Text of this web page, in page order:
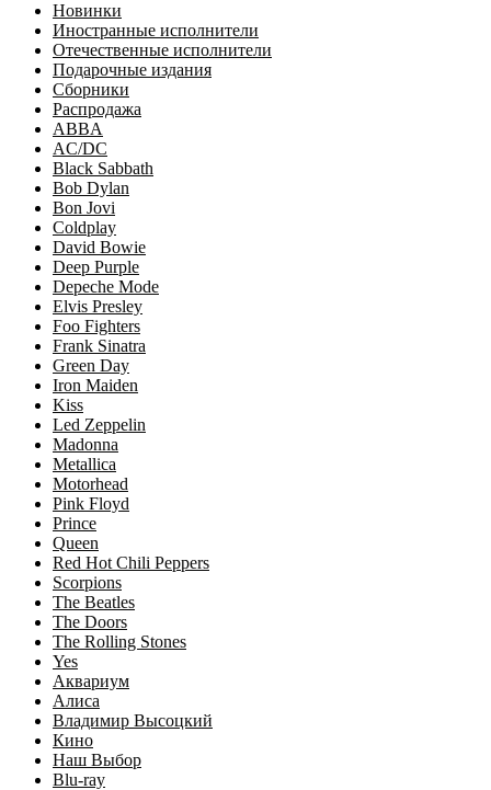
Новинки
Иностранные исполнители
Отечественные исполнители
Подарочные издания
Сборники
Распродажа
ABBA
AC/DC
Black Sabbath
Bob Dylan
Bon Jovi
Coldplay
David Bowie
Deep Purple
Depeche Mode
Elvis Presley
Foo Fighters
Frank Sinatra
Green Day
Iron Maiden
Kiss
Led Zeppelin
Madonna
Metallica
Motorhead
Pink Floyd
Prince
Queen
Red Hot Chili Peppers
Scorpions
The Beatles
The Doors
The Rolling Stones
Yes
Аквариум
Алиса
Владимир Высоцкий
Кино
Наш Выбор
Blu-ray